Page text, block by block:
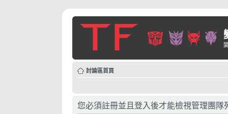
討論區首頁
您必須註冊並且登入後才能檢視管理團隊